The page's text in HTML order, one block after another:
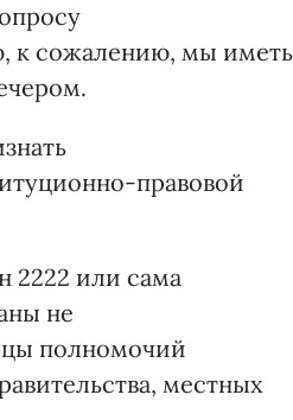
к сожалению, мы иметь
правовой
2222 или сама
не
полномочий
местных